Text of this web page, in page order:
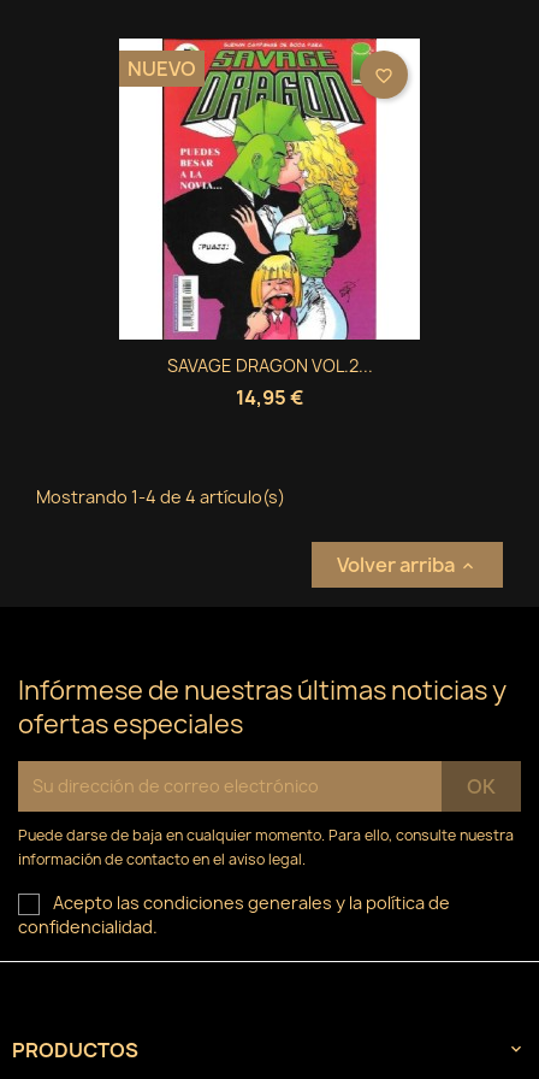
SAVAGE DRAGON VOL.2...
14,95 €
NUEVO favorite_border
Mostrando 1-4 de 4 artículo(s)
Volver arriba 
Infórmese de nuestras últimas noticias y
ofertas especiales
Puede darse de baja en cualquier momento. Para ello, consulte nuestra
información de contacto en el aviso legal.
Acepto las condiciones generales y la política de
confidencialidad.
PRODUCTOS 